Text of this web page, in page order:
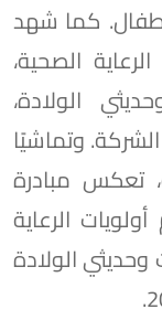
كما شهد
الصحية،
الولادة،
وتماشيًا
تعكس مبادرة
الرعاية
الولادة